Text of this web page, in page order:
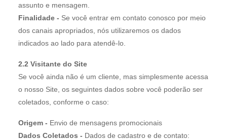
assunto e mensagem.
Finalidade - Se você entrar em contato conosco por meio
dos canais apropriados, nós utilizaremos os dados
indicados ao lado para atendê-lo.
2.2 Visitante do Site
Se você ainda não é um cliente, mas simplesmente acessa
o nosso Site, os seguintes dados sobre você poderão ser
coletados, conforme o caso:
Origem - Envio de mensagens promocionais
Dados Coletados - Dados de cadastro e de contato: